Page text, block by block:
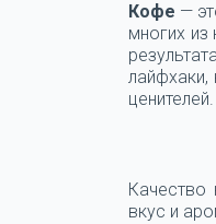
Кофе —
многих из
ценителей.
Качество
вкус и